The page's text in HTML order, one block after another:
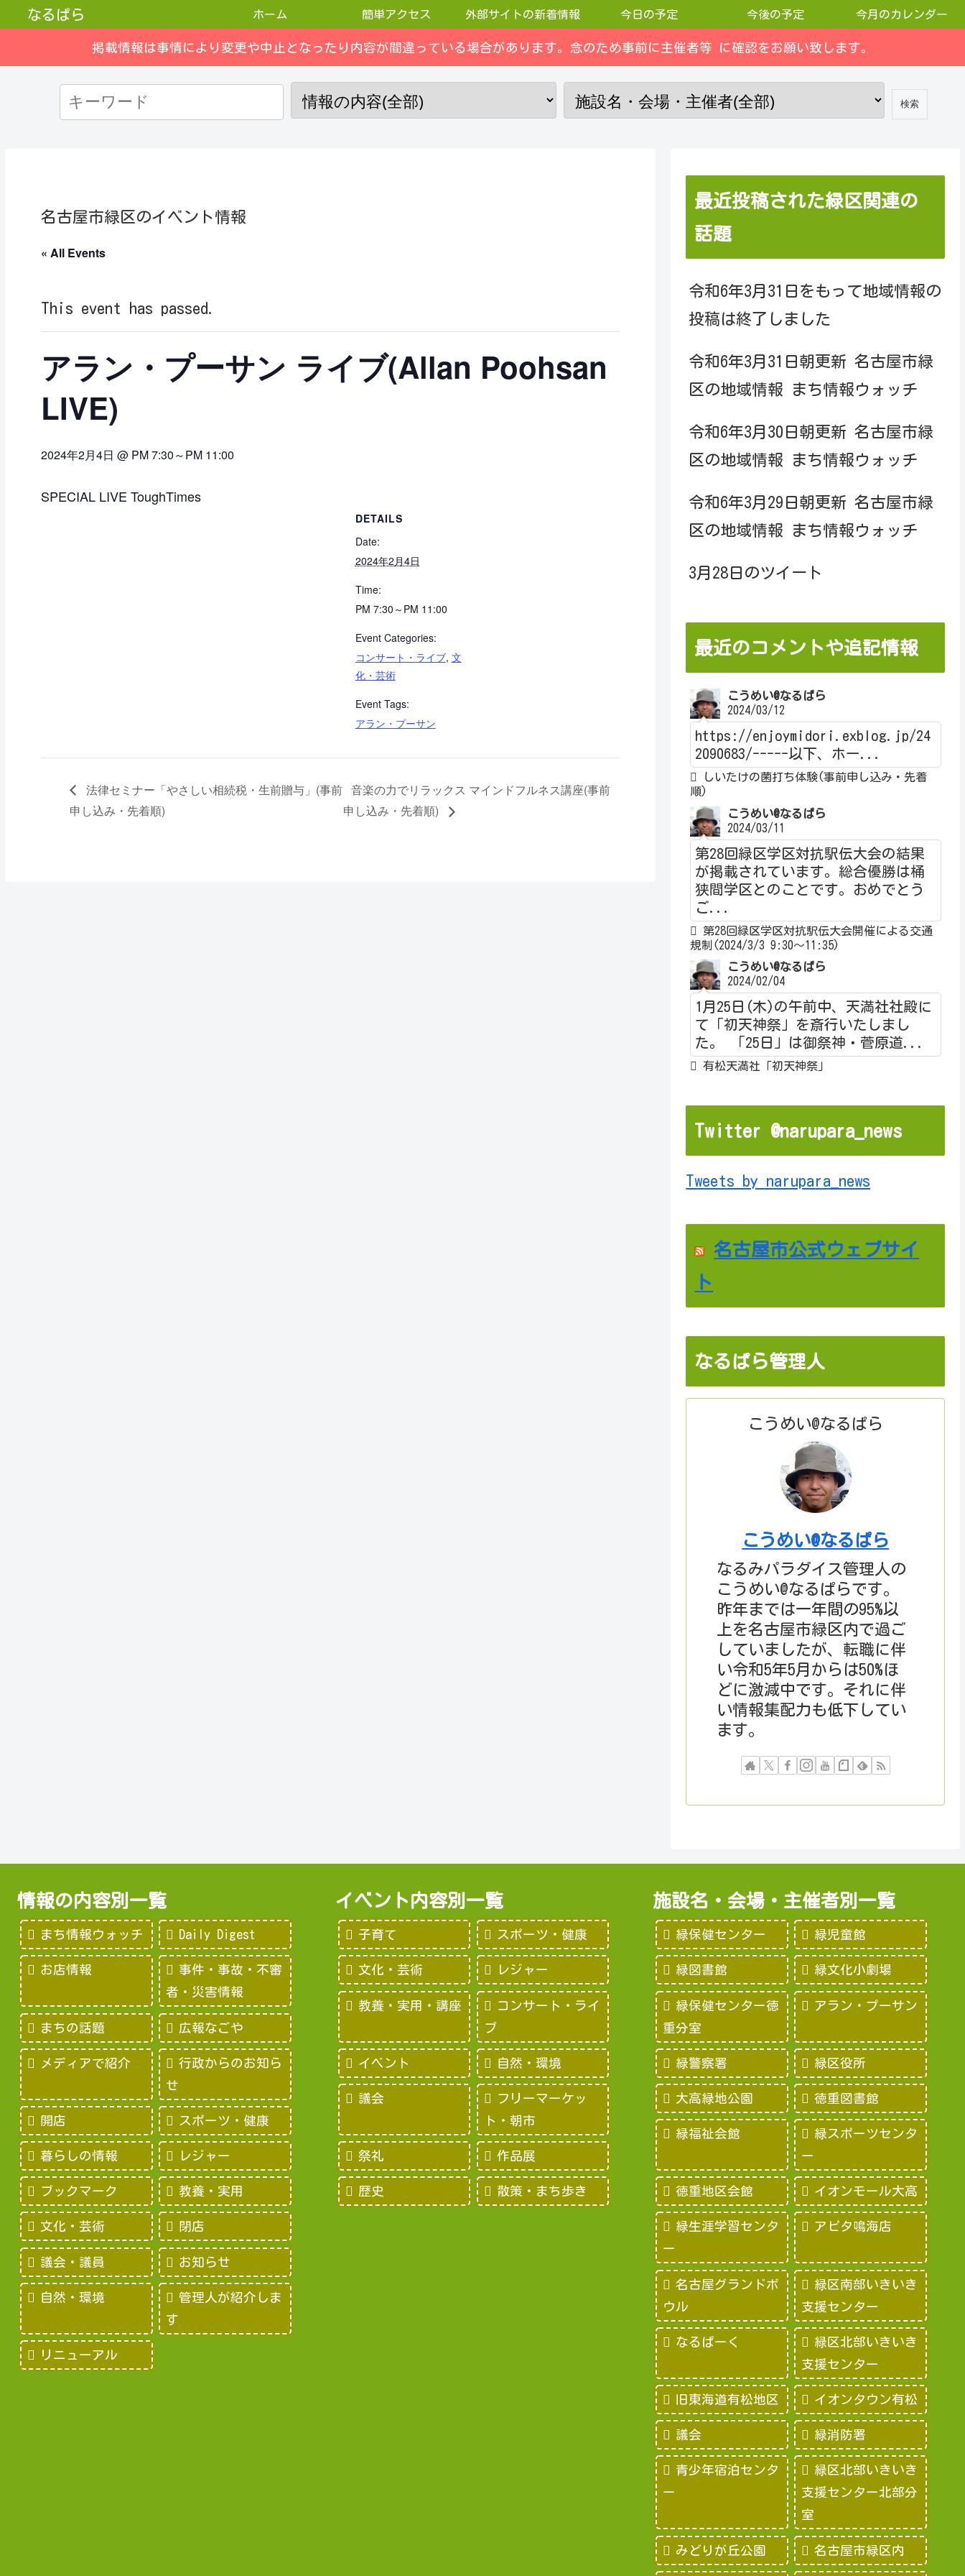
なるぱら ホーム 簡単アクセス 外部サイトの新着情報 今日の予定 今後の予定 今月のカレンダー
掲載情報は事情により変更や中止となったり内容が間違っている場合があります。念のため事前に主催者等 に確認をお願い致します。
名古屋市緑区のイベント情報
« All Events
This event has passed.
アラン・プーサン ライブ(Allan Poohsan
LIVE)
2024年2月4日 @ PM 7:30～PM 11:00
SPECIAL LIVE ToughTimes
DETAILS
Date:
2024年2月4日
Time:
PM 7:30～PM 11:00
Event Categories:
コンサート・ライブ, 文
化・芸術
Event Tags:
アラン・プーサン
法律セミナー「やさしい相続税・生前贈与」(事前
申し込み・先着順)
音楽の力でリラックス マインドフルネス講座(事前
申し込み・先着順)
最近投稿された緑区関連の
話題
令和6年3月31日をもって地域情報の
投稿は終了しました
令和6年3月31日朝更新 名古屋市緑
区の地域情報 まち情報ウォッチ
令和6年3月30日朝更新 名古屋市緑
区の地域情報 まち情報ウォッチ
令和6年3月29日朝更新 名古屋市緑
区の地域情報 まち情報ウォッチ
3月28日のツイート
最近のコメントや追記情報
こうめい@なるぱら
2024/03/12
https://enjoymidori.exblog.jp/24
2090683/-----以下、ホー...
しいたけの菌打ち体験(事前申し込み・先着
順)
こうめい@なるぱら
2024/03/11
第28回緑区学区対抗駅伝大会の結果
が掲載されています。総合優勝は桶
狭間学区とのことです。おめでとう
ご...
第28回緑区学区対抗駅伝大会開催による交通
規制(2024/3/3 9:30～11:35)
こうめい@なるぱら
2024/02/04
1月25日(木)の午前中、天満社社殿に
て「初天神祭」を斎行いたしまし
た。 「25日」は御祭神・菅原道...
有松天満社「初天神祭」
Twitter @narupara_news
Tweets by narupara_news
名古屋市公式ウェブサイ
ト
なるぱら管理人
こうめい@なるぱら
こうめい@なるぱら
なるみパラダイス管理人の
こうめい@なるぱらです。
昨年までは一年間の95%以
上を名古屋市緑区内で過ご
していましたが、転職に伴
い令和5年5月からは50%ほ
どに激減中です。それに伴
い情報集配力も低下してい
ます。
情報の内容別一覧
まち情報ウォッチ Daily Digest
お店情報
事件・事故・不審
者・災害情報
まちの話題 広報なごや
メディアで紹介
行政からのお知ら
せ
開店 スポーツ・健康
暮らしの情報 レジャー
ブックマーク 教養・実用
文化・芸術 閉店
議会・議員 お知らせ
自然・環境
管理人が紹介しま
す
リニューアル
イベント内容別一覧
子育て スポーツ・健康
文化・芸術 レジャー
教養・実用・講座
コンサート・ライ
ブ
イベント 自然・環境
議会
フリーマーケッ
ト・朝市
祭礼 作品展
歴史 散策・まち歩き
施設名・会場・主催者別一覧
緑保健センター 緑児童館
緑図書館 緑文化小劇場
緑保健センター徳
重分室
アラン・プーサン
緑警察署 緑区役所
大高緑地公園 徳重図書館
緑福祉会館
緑スポーツセンタ
ー
徳重地区会館 イオンモール大高
緑生涯学習センタ
ー
アピタ鳴海店
名古屋グランドボ
ウル
緑区南部いきいき
支援センター
なるぱーく
緑区北部いきいき
支援センター
旧東海道有松地区 イオンタウン有松
議会 緑消防署
青少年宿泊センタ
ー
緑区北部いきいき
支援センター北部分
室
みどりが丘公園 名古屋市緑区内